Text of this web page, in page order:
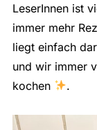
LeserInnen ist
immer mehr
liegt einfach
und wir immer
kochen
.